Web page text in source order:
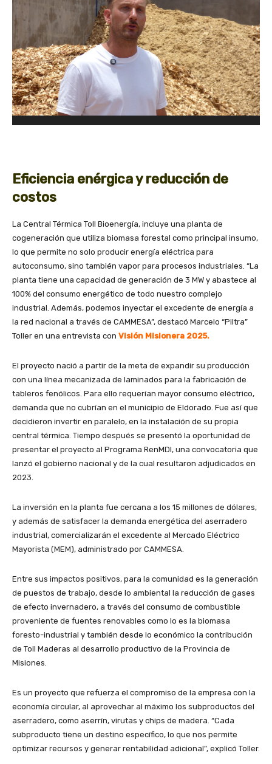
Eficiencia enérgica y reducción de
costos
La Central Térmica Toll Bioenergía, incluye una planta de
cogeneración que utiliza biomasa forestal como principal insumo,
lo que permite no solo producir energía eléctrica para
autoconsumo, sino también vapor para procesos industriales. “La
planta tiene una capacidad de generación de 3 MW y abastece al
100% del consumo energético de todo nuestro complejo
industrial. Además, podemos inyectar el excedente de energía a
la red nacional a través de CAMMESA”, destacó Marcelo “Piltra”
Toller en una entrevista con Visión Misionera 2025.
El proyecto nació a partir de la meta de expandir su producción
con una línea mecanizada de laminados para la fabricación de
tableros fenólicos. Para ello requerían mayor consumo eléctrico,
demanda que no cubrían en el municipio de Eldorado. Fue así que
decidieron invertir en paralelo, en la instalación de su propia
central térmica. Tiempo después se presentó la oportunidad de
presentar el proyecto al Programa RenMDI, una convocatoria que
lanzó el gobierno nacional y de la cual resultaron adjudicados en
2023.
La inversión en la planta fue cercana a los 15 millones de dólares,
y además de satisfacer la demanda energética del aserradero
industrial, comercializarán el excedente al Mercado Eléctrico
Mayorista (MEM), administrado por CAMMESA.
Entre sus impactos positivos, para la comunidad es la generación
de puestos de trabajo, desde lo ambiental la reducción de gases
de efecto invernadero, a través del consumo de combustible
proveniente de fuentes renovables como lo es la biomasa
foresto-industrial y también desde lo económico la contribución
de Toll Maderas al desarrollo productivo de la Provincia de
Misiones.
Es un proyecto que refuerza el compromiso de la empresa con la
economía circular, al aprovechar al máximo los subproductos del
aserradero, como aserrín, virutas y chips de madera. “Cada
subproducto tiene un destino específico, lo que nos permite
optimizar recursos y generar rentabilidad adicional”, explicó Toller.